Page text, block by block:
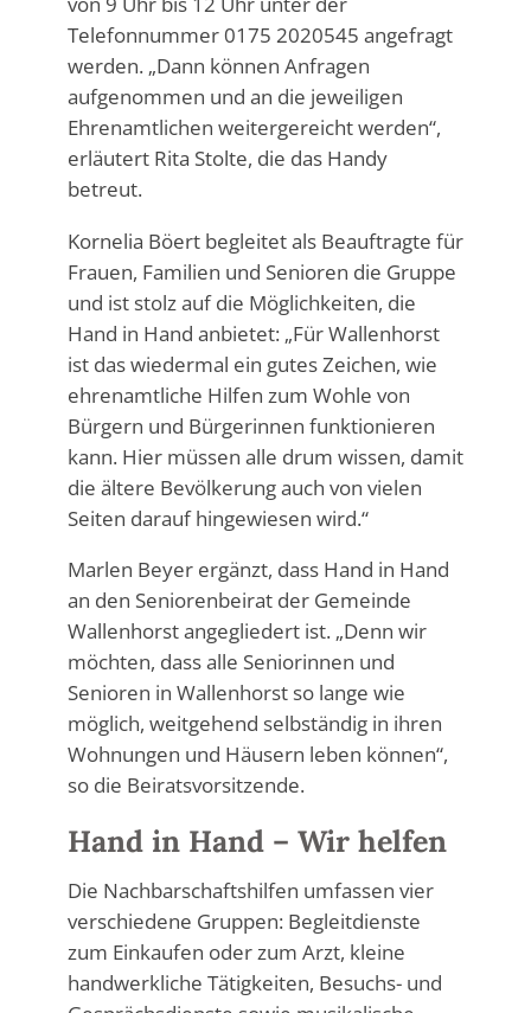
Telefonnummer 0175 2020545 angefragt
werden. „Dann können Anfragen
aufgenommen und an die jeweiligen
Ehrenamtlichen weitergereicht werden“,
erläutert Rita Stolte, die das Handy
betreut.
Kornelia Böert begleitet als Beauftragte für
Frauen, Familien und Senioren die Gruppe
und ist stolz auf die Möglichkeiten, die
Hand in Hand anbietet: „Für Wallenhorst
ist das wiedermal ein gutes Zeichen, wie
ehrenamtliche Hilfen zum Wohle von
Bürgern und Bürgerinnen funktionieren
kann. Hier müssen alle drum wissen, damit
die ältere Bevölkerung auch von vielen
Seiten darauf hingewiesen wird.“
Marlen Beyer ergänzt, dass Hand in Hand
an den Seniorenbeirat der Gemeinde
Wallenhorst angegliedert ist. „Denn wir
möchten, dass alle Seniorinnen und
Senioren in Wallenhorst so lange wie
möglich, weitgehend selbständig in ihren
Wohnungen und Häusern leben können“,
so die Beiratsvorsitzende.
Hand in Hand – Wir helfen
Die Nachbarschaftshilfen umfassen vier
verschiedene Gruppen: Begleitdienste
zum Einkaufen oder zum Arzt, kleine
handwerkliche Tätigkeiten, Besuchs- und